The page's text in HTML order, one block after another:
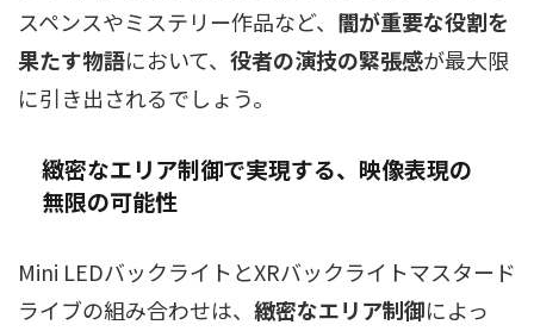
スペンスやミステリー作品など、 闇が重要な役割を
果たす物語において、 役者の演技の緊張感が最大限
に引き出されるでしょう。
緻密なエリア制御で実現する、映像表現の
無限の可能性
Mini LEDバックライトとXRバックライトマスタード
ライブの組み合わせは、 緻密なエリア制御によっ